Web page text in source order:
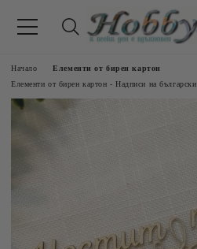
Начало
Елементи от бирен картон
Елементи от бирен картон - Надписи на български